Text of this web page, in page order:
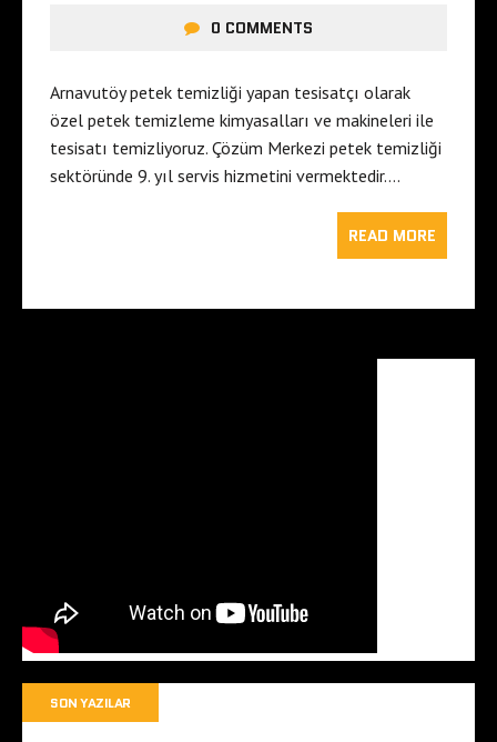
0 COMMENTS
Arnavutöy petek temizliği yapan tesisatçı olarak
özel petek temizleme kimyasalları ve makineleri ile
tesisatı temizliyoruz. Çözüm Merkezi petek temizliği
sektöründe 9. yıl servis hizmetini vermektedir….
READ MORE
SON YAZILAR